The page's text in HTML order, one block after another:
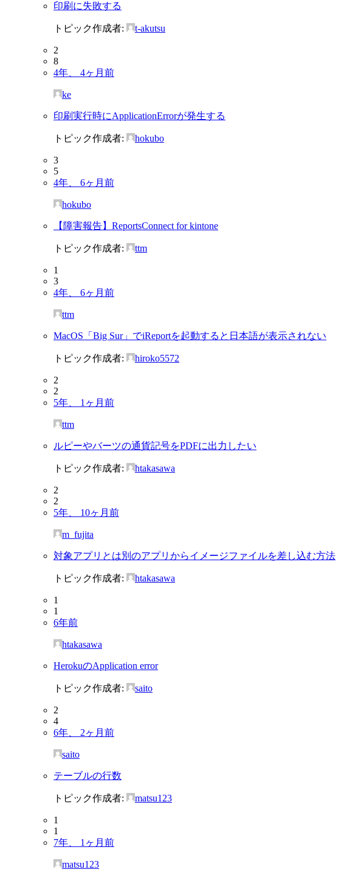
印刷に失敗する
トピック作成者: t-akutsu
2
8
4年、 4ヶ月前
ke
印刷実行時にApplicationErrorが発生する
トピック作成者: hokubo
3
5
4年、 6ヶ月前
hokubo
【障害報告】ReportsConnect for kintone
トピック作成者: ttm
1
3
4年、 6ヶ月前
ttm
MacOS「Big Sur」でiReportを起動すると日本語が表示されない
トピック作成者: hiroko5572
2
2
5年、 1ヶ月前
ttm
ルピーやバーツの通貨記号をPDFに出力したい
トピック作成者: htakasawa
2
2
5年、 10ヶ月前
m_fujita
対象アプリとは別のアプリからイメージファイルを差し込む方法
トピック作成者: htakasawa
1
1
6年前
htakasawa
HerokuのApplication error
トピック作成者: saito
2
4
6年、 2ヶ月前
saito
テーブルの行数
トピック作成者: matsu123
1
1
7年、 1ヶ月前
matsu123